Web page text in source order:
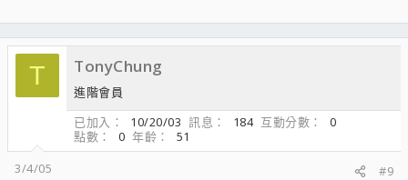
T TonyChung
進階會員
已加入
10/20/03 訊息 184 互動分數
0
點數
0 年齡
51
3/4/05
#9